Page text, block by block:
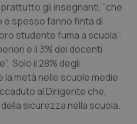
gli insegnanti, “che
e spesso fanno finta di
studente fuma a scuola”:
e il 3% dei docenti
Solo il 28% degli
metà nelle scuole medie
al Dirigente che,
sicurezza nella scuola.